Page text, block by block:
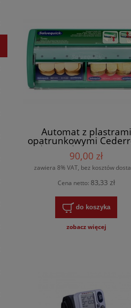
Automat z plastrami
opatrunkowymi
Salvequick Dispenser
490700
90,00 zł
zawiera 8% VAT, bez kosztów
Cena netto: 83,33 zł
do koszyka
zobacz więcej